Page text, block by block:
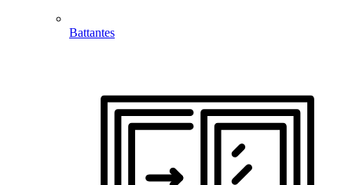
Battantes